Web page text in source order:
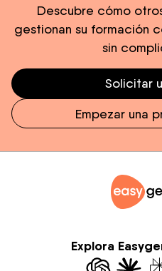
Descubre cómo
gestionan su formación
sin
Solicitar
Empezar una
Explora